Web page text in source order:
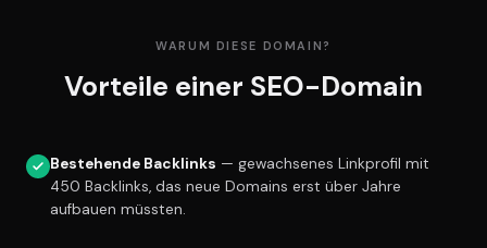
WARUM DIESE DOMAIN?
Vorteile einer SEO-Domain
Bestehende Backlinks — gewachsenes Linkprofil mit
450 Backlinks, das neue Domains erst über Jahre
aufbauen müssten.